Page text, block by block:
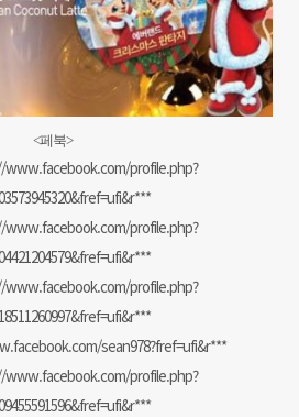
<페북>
profile.php?
profile.php?
profile.php?
sean978?fref=ufi&r***
profile.php?